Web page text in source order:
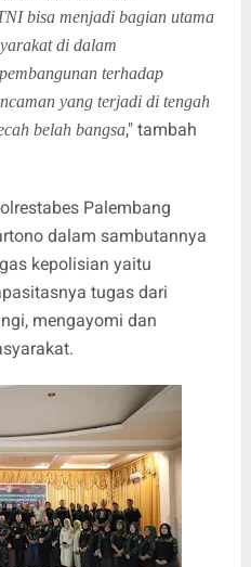
bisa menjadi bagian utama
di dalam
terhadap
yang terjadi di tengah
belah bangsa," tambah
Palembang
dalam sambutannya
kepolisian yaitu
tugas dari
mengayomi dan